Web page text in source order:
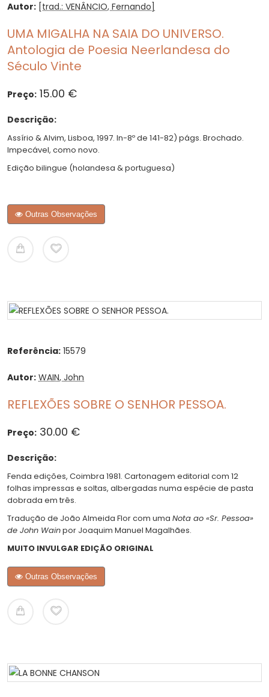
Autor: [trad.: VENÂNCIO, Fernando]
UMA MIGALHA NA SAIA DO UNIVERSO.
Antologia de Poesia Neerlandesa do
Século Vinte
Preço: 15.00 €
Descrição:
Assírio & Alvim, Lisboa, 1997. In-8º de 141-82) págs. Brochado.
Impecável, como novo.
Edição bilingue (holandesa & portuguesa)
Outras Observações
Referência: 15579
Autor: WAIN, John
REFLEXÕES SOBRE O SENHOR PESSOA.
Preço: 30.00 €
Descrição:
Fenda edições, Coimbra 1981. Cartonagem editorial com 12
folhas impressas e soltas, albergadas numa espécie de pasta
dobrada em três.
Tradução de João Almeida Flor com uma Nota ao «Sr. Pessoa»
de John Wainpor Joaquim Manuel Magalhães.
MUITO INVULGAR EDIÇÃO ORIGINAL
Outras Observações